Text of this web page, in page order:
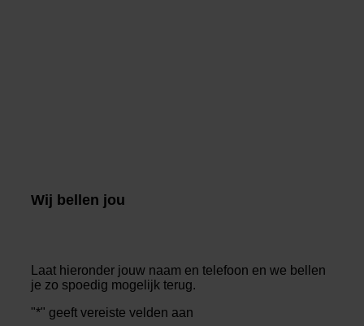
Wij bellen jou
Laat hieronder jouw naam en telefoon en we bellen
je zo spoedig mogelijk terug.
"*" geeft vereiste velden aan